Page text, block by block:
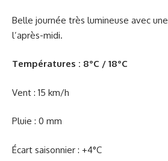
Belle journée très lumineuse avec
l’après-midi.
Températures : 8°C / 18°C
Vent : 15 km/h
Pluie : 0 mm
Écart saisonnier : +4°C